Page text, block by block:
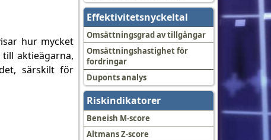
Effektivitetsnyckeltal
Omsättningsgrad av tillgångar
Omsättningshastighet för
fordringar
Duponts analys
Riskindikatorer
Beneish M-score
Altmans Z-score
hur mycket
aktieägarna,
särskilt för